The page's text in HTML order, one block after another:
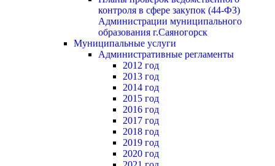
контроля в сфере закупок (44-ФЗ)
Администрации муниципального
образования г.Саяногорск
Муниципальные услуги
Административные регламенты
2012 год
2013 год
2014 год
2015 год
2016 год
2017 год
2018 год
2019 год
2020 год